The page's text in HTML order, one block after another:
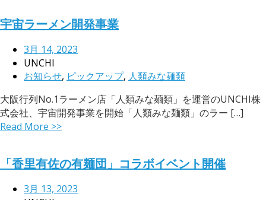
宇宙ラーメン開発事業
3月 14, 2023
UNCHI
お知らせ, ピックアップ, 人類みな麺類
大阪行列No.1ラーメン店「人類みな麺類」を運営のUNCHI株
式会社、宇宙開発事業を開始「人類みな麺類」のラー […]
Read More >>
「香里有佐の有麺団」コラボイベント開催
3月 13, 2023